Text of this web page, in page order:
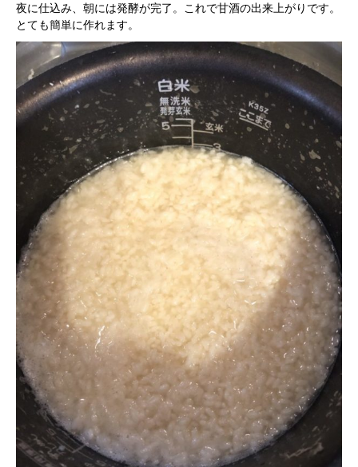
夜に仕込み、朝には発酵が完了。これで甘酒の出来上がりです。
とても簡単に作れます。